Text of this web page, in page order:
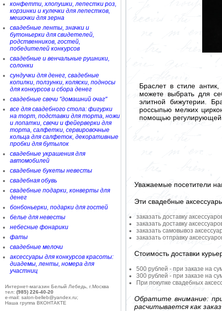
конфетти, хлопушки, лепестки роз,
корзинки и кулечки для лепестков,
мешочки для зерна
свадебные ленты, значки и
бутоньерки для свидетелей,
родственников, гостей,
победителей конкурсов
свадебные и венчальные рушники,
солонки
сундучки для денег, свадебные
копилки, ползунки, коляски, подносы
для конкурсов и сбора денег
свадебные свечи "домашний очаг"
все для свадебного стола: фигурки
на торт, подставки для торта, ножи
и лопатки, свечи и фейерверки для
торта, салфетки, сервировочные
кольца для салфеток, декоративные
пробки для бутылок
свадебные украшения для
автомобилей
свадебные букеты невесты
свадебная обувь
свадебные подарки, конверты для
денег
бонбоньерки, подарки для гостей
белье для невесты
небесные фонарики
фаты
свадебные мелочи
аксессуары для конкурсов красоты:
диадемы, ленты, номера для
участниц
Интернет-магазин Белый Лебедь, г.Москва
тел: (985) 226-40-20
e-mail: salon-belleb@yandex.ru;
Наша группа ВКОНТАКТЕ
Браслет в стиле
можете выбрать для
элитной бижутерии.
россыпью мелких
помощью регулирующей
Уважаемые посетители
Эти свадебные
заказать доставку
заказать доставку
заказать самовывоз
заказать отправку
Стоимость доставки
500 рублей - при заказе на
300 рублей - при заказе на
При покупке свадебных
Обратите внимание:
расчитывается как